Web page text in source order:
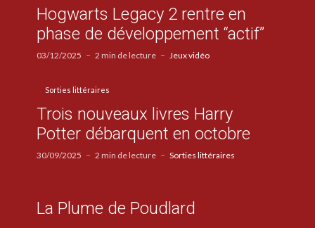
Hogwarts Legacy 2 rentre en
phase de développement “actif”
03/12/2025 2 min de lecture Jeux vidéo
Sorties littéraires
Trois nouveaux livres Harry
Potter débarquent en octobre
30/09/2025 2 min de lecture Sorties littéraires
La Plume de Poudlard